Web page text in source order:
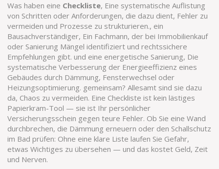
Was haben eine Checkliste, Eine systematische Auflistung
von Schritten oder Anforderungen, die dazu dient, Fehler zu
vermeiden und Prozesse zu strukturieren., ein
Bausachverständiger, Ein Fachmann, der bei Immobilienkauf
oder Sanierung Mängel identifiziert und rechtssichere
Empfehlungen gibt. und eine energetische Sanierung, Die
systematische Verbesserung der Energieeffizienz eines
Gebäudes durch Dämmung, Fensterwechsel oder
Heizungsoptimierung. gemeinsam? Allesamt sind sie dazu
da, Chaos zu vermeiden. Eine Checkliste ist kein lästiges
Papierkram-Tool — sie ist Ihr persönlicher
Versicherungsschein gegen teure Fehler. Ob Sie eine Wand
durchbrechen, die Dämmung erneuern oder den Schallschutz
im Bad prüfen: Ohne eine klare Liste laufen Sie Gefahr,
etwas Wichtiges zu übersehen — und das kostet Geld, Zeit
und Nerven.